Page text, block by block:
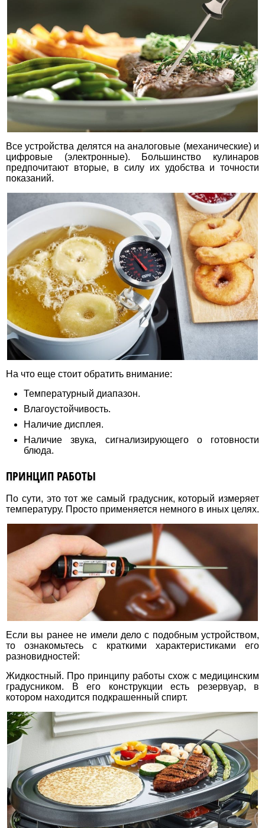
Все устройства делятся на аналоговые (механические) и
цифровые (электронные). Большинство кулинаров
предпочитают вторые, в силу их удобства и точности
показаний.
На что еще стоит обратить внимание:
Температурный диапазон.
Влагоустойчивость.
Наличие дисплея.
Наличие звука, сигнализирующего о готовности
блюда.
ПРИНЦИП РАБОТЫ
По сути, это тот же самый градусник, который измеряет
температуру. Просто применяется немного в иных целях.
Если вы ранее не имели дело с подобным устройством,
то ознакомьтесь с краткими характеристиками его
разновидностей:
Жидкостный. Про принципу работы схож с медицинским
градусником. В его конструкции есть резервуар, в
котором находится подкрашенный спирт.